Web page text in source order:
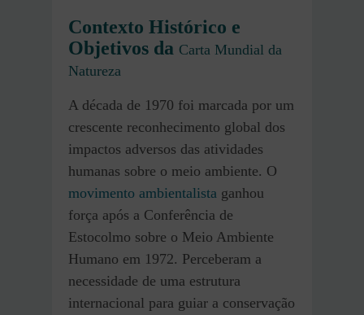
Contexto Histórico e
Objetivos da Carta Mundial da
Natureza
A década de 1970 foi marcada por um
crescente reconhecimento global dos
impactos adversos das atividades
humanas sobre o meio ambiente. O
movimento ambientalista ganhou
força após a Conferência de
Estocolmo sobre o Meio Ambiente
Humano em 1972. Perceberam a
necessidade de uma estrutura
internacional para guiar a conservação